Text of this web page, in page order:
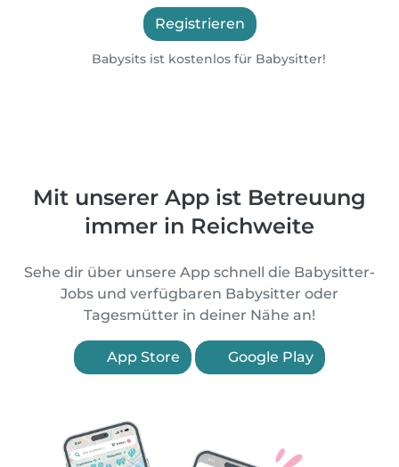
Registrieren
Babysits ist kostenlos für Babysitter!
Mit unserer App ist Betreuung
immer in Reichweite
Sehe dir über unsere App schnell die Babysitter-
Jobs und verfügbaren Babysitter oder
Tagesmütter in deiner Nähe an!
App Store Google Play